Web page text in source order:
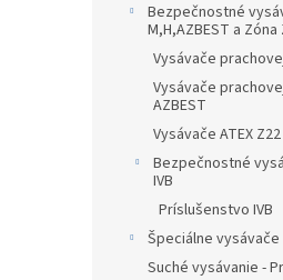
Bezpečnostné
M,H,AZBEST a Zóna
Vysávače
Vysávače
AZBEST
Vysávače ATEX
Bezpečnostné
IVB
Príslušenstvo IVB
Špeciálne vysávače
Suché vysávanie -